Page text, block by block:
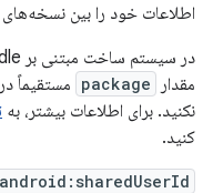
اطلاعات خود را بین
مقدار
package مستقیماً
نکنید. برای اطلاعات بیشتر، به
کنید.
android:sharedUserId